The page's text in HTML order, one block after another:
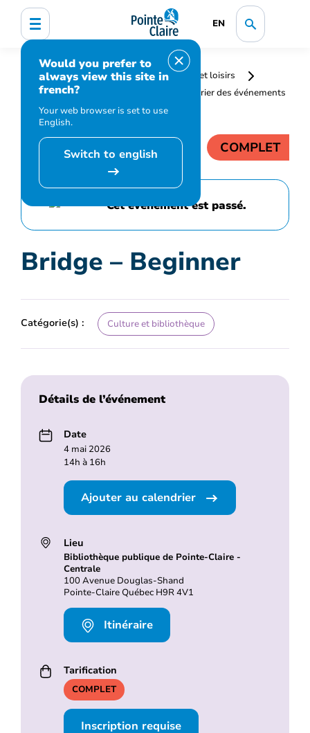
EN
Would you prefer to
always view this site in
french?
Your web browser is set to use
English.
Switch to english
Accueil
Bibliothèque, culture, sports et loisirs
Programmation et inscription
Calendrier des événements
et activités
Bridge – Beginner
COMPLET
Cet événement est passé.
Bridge – Beginner
Catégorie(s) : Culture et bibliothèque
Détails de l’événement
Date
4 mai 2026
14h à 16h
Ajouter au calendrier
Lieu
Bibliothèque publique de Pointe-Claire -
Centrale
100 Avenue Douglas-Shand
Pointe-Claire Québec H9R 4V1
Itinéraire
Tarification
COMPLET
Inscription requise